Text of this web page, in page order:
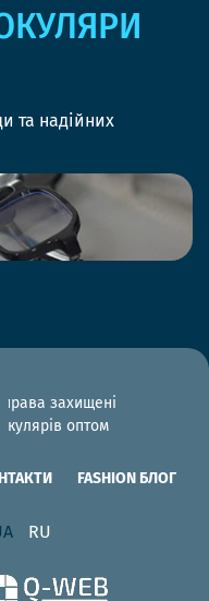
та надійних
захищені
оптом
FASHION БЛОГ
RU